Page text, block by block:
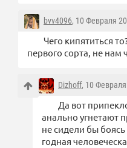
bvv4096, 10 Февраля
Чего кипятиться
первого сорта, не нам
Dizhoff, 10
Да вот
анально угнетают
не сидели бы
годная